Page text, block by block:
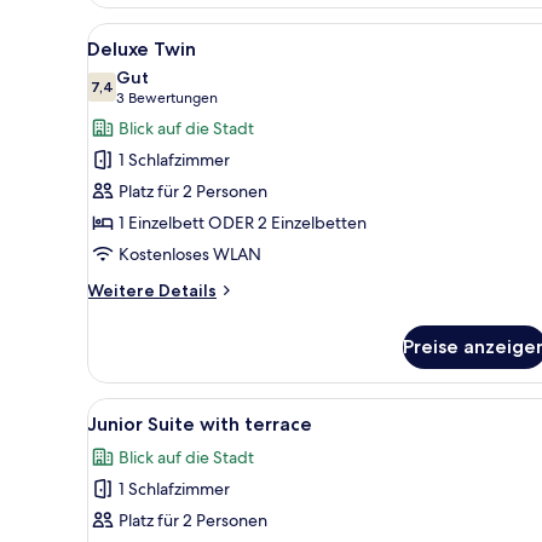
Alle
Fotos
für
Deluxe
Twin
anzeigen
Ein Hotelzimmer mit zwei
1
Deluxe Twin
7,47,4 von 10
Gut
3 Bewertungen
(3
Bewertungen)
Blick auf die Stadt
1 Schlafzimmer
Platz für 2 Personen
1 Einzelbett ODER 2 Einzelbetten
Kostenloses WLAN
Weitere Details
Weitere
Twin
Preise
Alle
Fotos
für
Junior
Suite
Ein Hotelzimmer mit einem
5
Junior Suite with terrace
Blick auf die Stadt
1 Schlafzimmer
Platz für 2 Personen